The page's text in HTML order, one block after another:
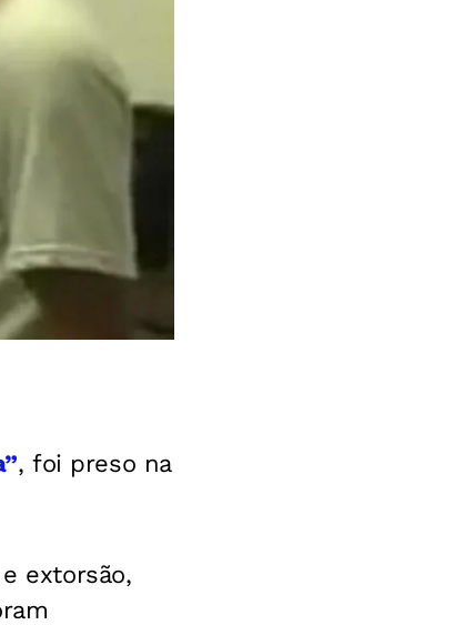
, foi preso na
extorsão,